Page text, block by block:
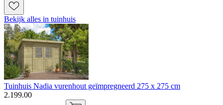
Bekijk alles in tuinhuis
Tuinhuis Nadia vurenhout geïmpregneerd 275 x 275 cm
2.199.00